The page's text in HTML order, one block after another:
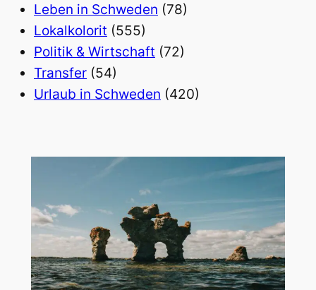
Leben in Schweden (78)
Lokalkolorit (555)
Politik & Wirtschaft (72)
Transfer (54)
Urlaub in Schweden (420)